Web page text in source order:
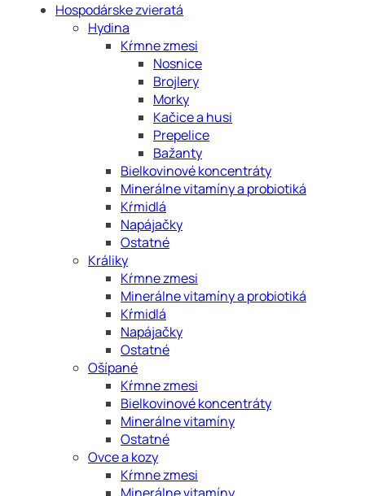
Hospodárske zvieratá
Hydina
Kŕmne zmesi
Nosnice
Brojlery
Morky
Kačice a husi
Prepelice
Bažanty
Bielkovinové koncentráty
Minerálne vitamíny a probiotiká
Kŕmidlá
Napájačky
Ostatné
Králiky
Kŕmne zmesi
Minerálne vitamíny a probiotiká
Kŕmidlá
Napájačky
Ostatné
Ošípané
Kŕmne zmesi
Bielkovinové koncentráty
Minerálne vitamíny
Ostatné
Ovce a kozy
Kŕmne zmesi